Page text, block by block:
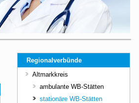
Regionalverbünde
Altmarkkreis
ambulante WB-Stätten
stationäre WB-Stätten